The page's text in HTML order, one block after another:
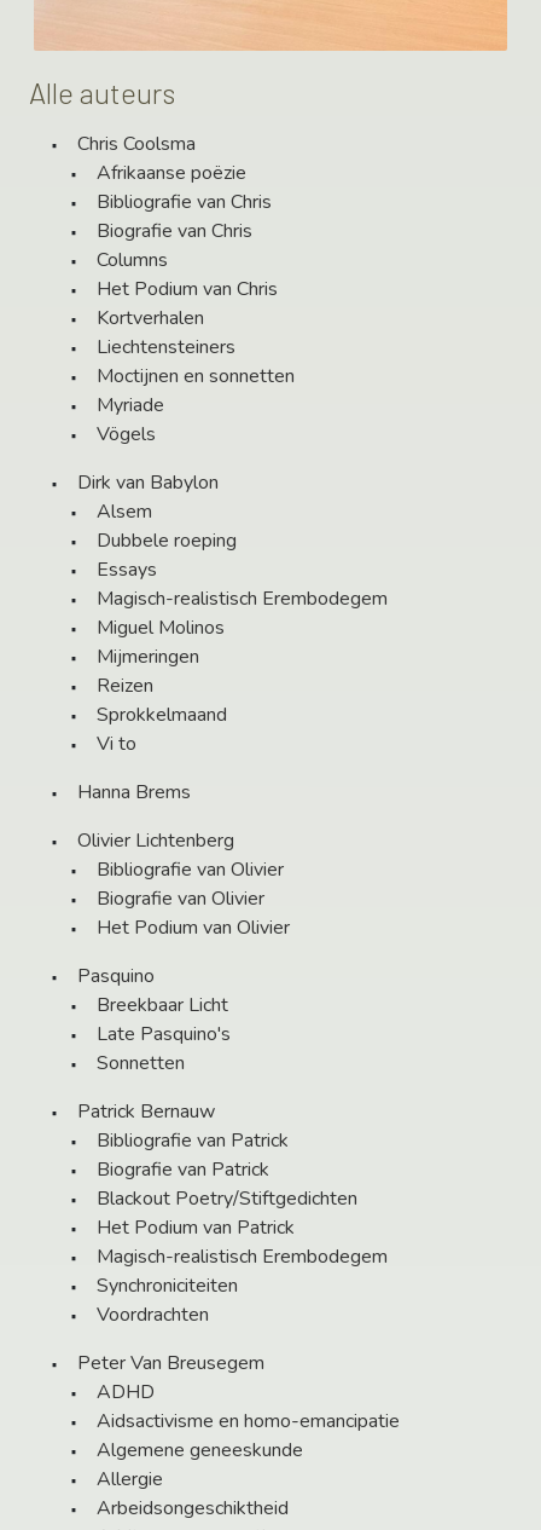
Alle auteurs
Chris Coolsma
Afrikaanse poëzie
Bibliografie van Chris
Biografie van Chris
Columns
Het Podium van Chris
Kortverhalen
Liechtensteiners
Moctijnen en sonnetten
Myriade
Vögels
Dirk van Babylon
Alsem
Dubbele roeping
Essays
Magisch-realistisch Erembodegem
Miguel Molinos
Mijmeringen
Reizen
Sprokkelmaand
Vi to
Hanna Brems
Olivier Lichtenberg
Bibliografie van Olivier
Biografie van Olivier
Het Podium van Olivier
Pasquino
Breekbaar Licht
Late Pasquino's
Sonnetten
Patrick Bernauw
Bibliografie van Patrick
Biografie van Patrick
Blackout Poetry/Stiftgedichten
Het Podium van Patrick
Magisch-realistisch Erembodegem
Synchroniciteiten
Voordrachten
Peter Van Breusegem
ADHD
Aidsactivisme en homo-emancipatie
Algemene geneeskunde
Allergie
Arbeidsongeschiktheid